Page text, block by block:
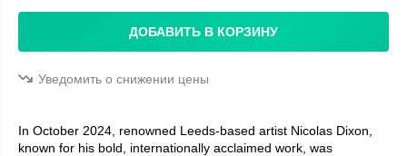
ДОБАВИТЬ В КОРЗИНУ
Уведомить о снижении цены
In October 2024, renowned Leeds-based artist Nicolas Dixon,
known for his bold, internationally acclaimed work, was